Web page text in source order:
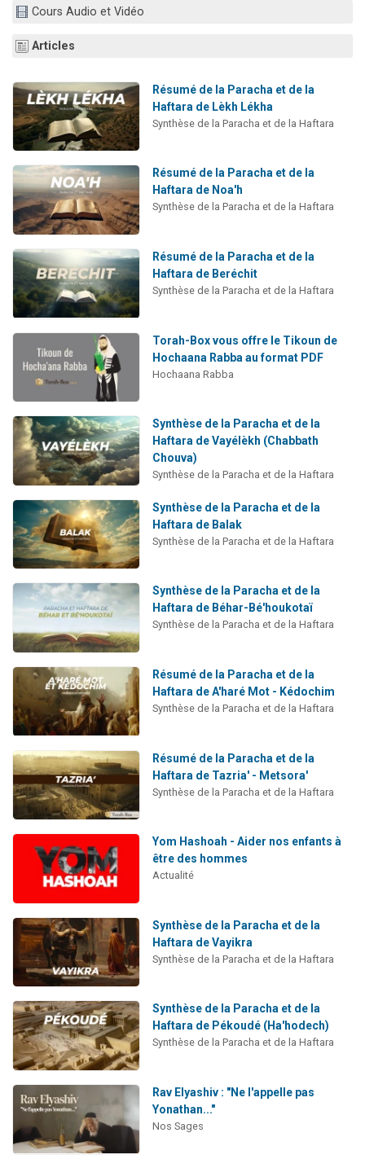
Il reste 49 places pour étudier en groupe sur Zoom
Cours Audio et Vidéo
Articles
Résumé de la Paracha et de la
Haftara de Lèkh Lékha
Synthèse de la Paracha et de la Haftara
Résumé de la Paracha et de la
Haftara de Noa'h
Synthèse de la Paracha et de la Haftara
Résumé de la Paracha et de la
Haftara de Beréchit
Synthèse de la Paracha et de la Haftara
Torah-Box vous offre le Tikoun de
Hochaana Rabba au format PDF
Hochaana Rabba
Synthèse de la Paracha et de la
Haftara de Vayélèkh (Chabbath
Chouva)
Synthèse de la Paracha et de la Haftara
Synthèse de la Paracha et de la
Haftara de Balak
Synthèse de la Paracha et de la Haftara
Synthèse de la Paracha et de la
Haftara de Béhar-Bé'houkotaï
Synthèse de la Paracha et de la Haftara
Résumé de la Paracha et de la
Haftara de A'haré Mot - Kédochim
Synthèse de la Paracha et de la Haftara
Résumé de la Paracha et de la
Haftara de Tazria' - Metsora'
Synthèse de la Paracha et de la Haftara
Yom Hashoah - Aider nos enfants à
être des hommes
Actualité
Synthèse de la Paracha et de la
Haftara de Vayikra
Synthèse de la Paracha et de la Haftara
Synthèse de la Paracha et de la
Haftara de Pékoudé (Ha'hodech)
Synthèse de la Paracha et de la Haftara
Rav Elyashiv : "Ne l'appelle pas
Yonathan..."
Nos Sages